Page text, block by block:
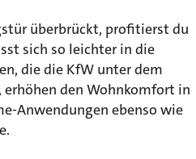
überbrückt, profitierst du
sich so leichter in die
die die KfW unter dem
den Wohnkomfort in
Anwendungen ebenso wie